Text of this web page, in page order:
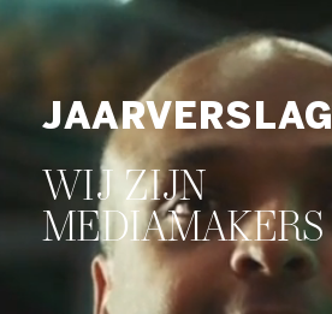
JAARVERSLAG
WIJ ZIJN
MEDIAMAKERS